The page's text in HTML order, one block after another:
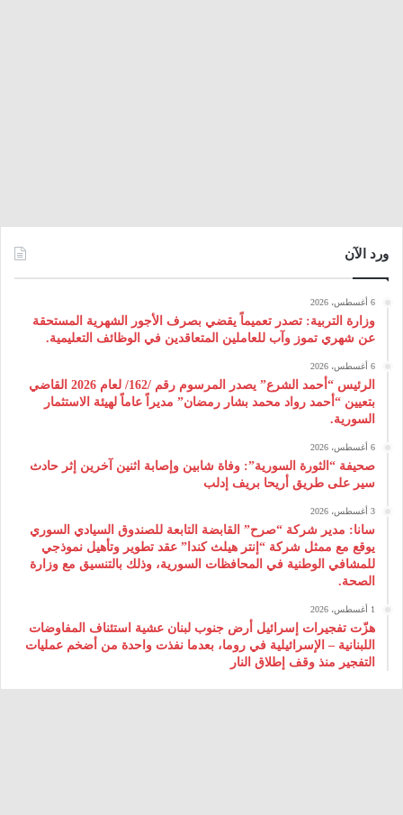
ورد الآن
6 أغسطس، 2026
وزارة التربية: تصدر تعميماً يقضي بصرف الأجور الشهرية المستحقة
عن شهري تموز وآب للعاملين المتعاقدين في الوظائف التعليمية.
6 أغسطس، 2026
الرئيس “أحمد الشرع” يصدر المرسوم رقم /162/ لعام 2026 ‌القاضي
بتعيين “أحمد رواد محمد بشار رمضان” مديراً عاماً لهيئة ‌الاستثمار
السورية.
6 أغسطس، 2026
صحيفة “الثورة السورية”: وفاة شابين وإصابة اثنين آخرين إثر حادث
سير على طريق أريحا بريف إدلب
3 أغسطس، 2026
سانا: مدير شركة “صرح” القابضة التابعة للصندوق السيادي السوري
يوقع مع ممثل شركة “إنتر هيلث كندا” عقد تطوير وتأهيل نموذجي
للمشافي الوطنية في المحافظات السورية، وذلك بالتنسيق مع وزارة
الصحة.
1 أغسطس، 2026
هزّت تفجيرات إسرائيل أرض جنوب لبنان عشية استئناف المفاوضات
اللبنانية – الإسرائيلية في روما، بعدما نفذت واحدة من أضخم عمليات
التفجير منذ وقف إطلاق النار